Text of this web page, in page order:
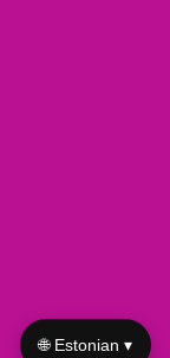
🌐 Estonian ▾